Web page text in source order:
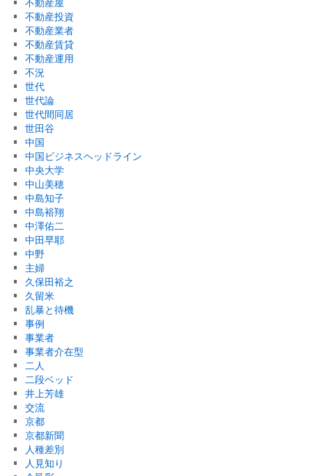
不動産投資
不動産業者
不動産賃貸
不動産運用
不況
世代
世代論
世代間同居
世田谷
中国
中国ビジネスヘッドライン
中央大学
中山美穂
中島知子
中島裕翔
中澤佑二
中田早耶
中野
主婦
久保田裕之
久留米
乱暴と待機
事例
事業者
事業者介在型
二人
二段ベッド
井上芳雄
交流
京都
京都新聞
人種差別
人見知り